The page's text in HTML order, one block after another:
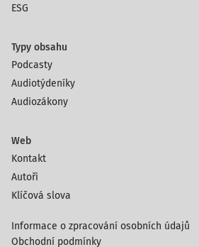
ESG
Typy obsahu
Podcasty
Audiotýdeníky
Audiozákony
Web
Kontakt
Autoři
Klíčová slova
Informace o zpracování osobních údajů
Obchodní podmínky